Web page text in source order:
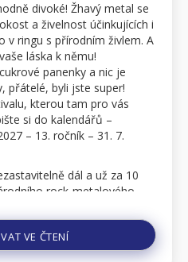
divoké! Žhavý metal se
a živelnost účinkujících i
v ringu s přírodním živlem. A
láska k němu!
panenky a nic je
přátelé, byli jste super!
kterou tam pro vás
si do kalendářů –
– 13. ročník – 31. 7.
dál a už za 10
rock-metalového
VE ČTENÍ